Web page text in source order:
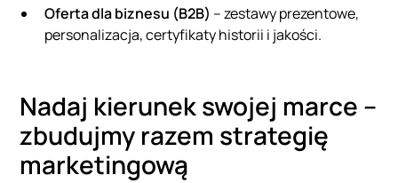
Oferta dla biznesu (B2B) – zestawy prezentowe,
personalizacja, certyfikaty historii i jakości.
Nadaj kierunek swojej marce –
zbudujmy razem strategię
marketingową